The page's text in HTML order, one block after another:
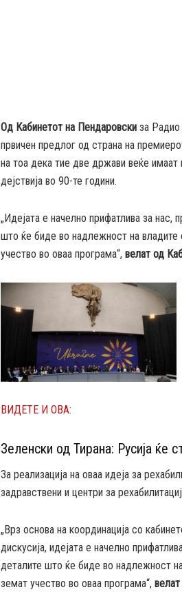
Од Кабинетот на Пендаровски за
првичен предлог од страна на
на тоа дека тие две држави веќе имаат
дејствија во 90-те години.
„Идејата е начелно прифатлива за нас,
што ќе биде во надлежност на владите
учество во оваа програма“, велат од
ВИДЕТЕ И ОВА:
Зеленски од Тирана: Русија ќе
За реализација на оваа идеја за
задравствени и центри за
„Врз основа на координација со
дискусија, идејата е начелно
деталите што ќе биде во надлежност
земат учество во оваа програма“,